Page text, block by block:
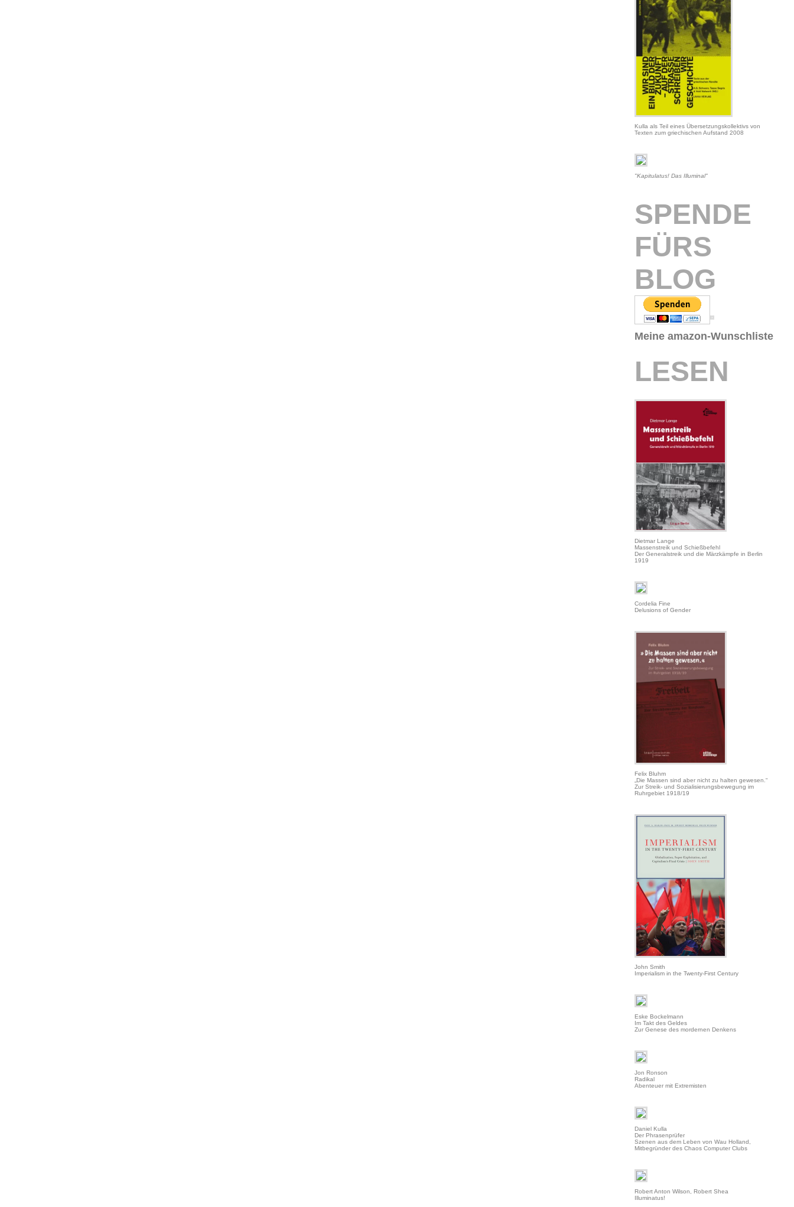
Kulla als Teil eines Übersetzungskollektivs von
Texten zum griechischen Aufstand 2008
"Kapitulatus! Das Illuminal"
SPENDE
FÜRS
BLOG
Meine amazon-Wunschliste
LESEN
Dietmar Lange
Massenstreik und Schießbefehl
Der Generalstreik und die Märzkämpfe in Berlin
1919
Cordelia Fine
Delusions of Gender
Felix Bluhm
„Die Massen sind aber nicht zu halten gewesen.“
Zur Streik- und Sozialisierungsbewegung im
Ruhrgebiet 1918/19
John Smith
Imperialism in the Twenty-First Century
Eske Bockelmann
Im Takt des Geldes
Zur Genese des mordernen Denkens
Jon Ronson
Radikal
Abenteuer mit Extremisten
Daniel Kulla
Der Phrasenprüfer
Szenen aus dem Leben von Wau Holland,
Mitbegründer des Chaos Computer Clubs
Robert Anton Wilson, Robert Shea
Illuminatus!